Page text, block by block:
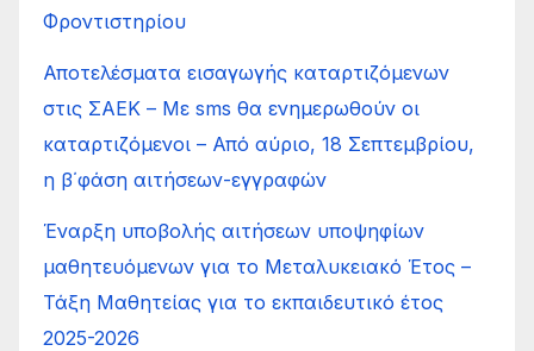
Φροντιστηρίου
Αποτελέσματα εισαγωγής καταρτιζόμενων
στις ΣΑΕΚ – Με sms θα ενημερωθούν οι
καταρτιζόμενοι – Από αύριο, 18 Σεπτεμβρίου,
η β΄φάση αιτήσεων-εγγραφών
Έναρξη υποβολής αιτήσεων υποψηφίων
μαθητευόμενων για το Μεταλυκειακό Έτος –
Τάξη Μαθητείας για το εκπαιδευτικό έτος
2025-2026